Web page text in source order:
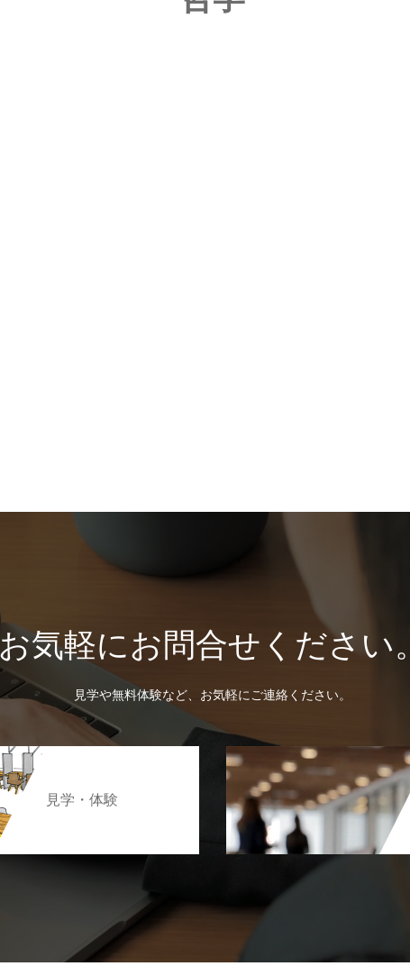
お気軽にお問合せください。
見学や無料体験など、お気軽にご連絡ください。
見学・体験